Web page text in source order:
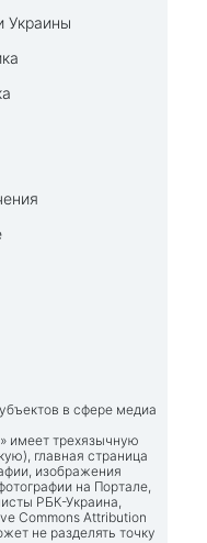
Украины
в сфере медиа
имеет трехязычную
главная страница
изображения
на Портале,
РБК-Украина,
Commons Attribution
не разделять точку